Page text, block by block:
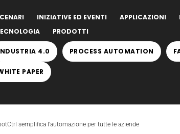
INIZIATIVE ED EVENTI APPLICAZIONI
PRODOTTI
4.0 PROCESS AUTOMATION
PAPER
semplifica l’automazione per tutte le aziende